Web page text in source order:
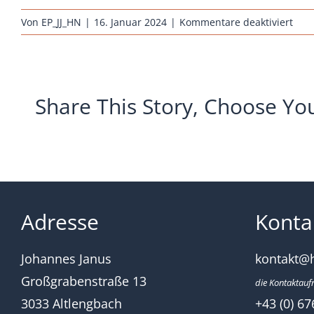
Von EP_JJ_HN | 16. Januar 2024 | Kommentare deaktiviertfür
Share This Story, Choose
Adresse
Johannes Janus
Großgrabenstraße 13
3033 Altlengbach
die
+43 (0)